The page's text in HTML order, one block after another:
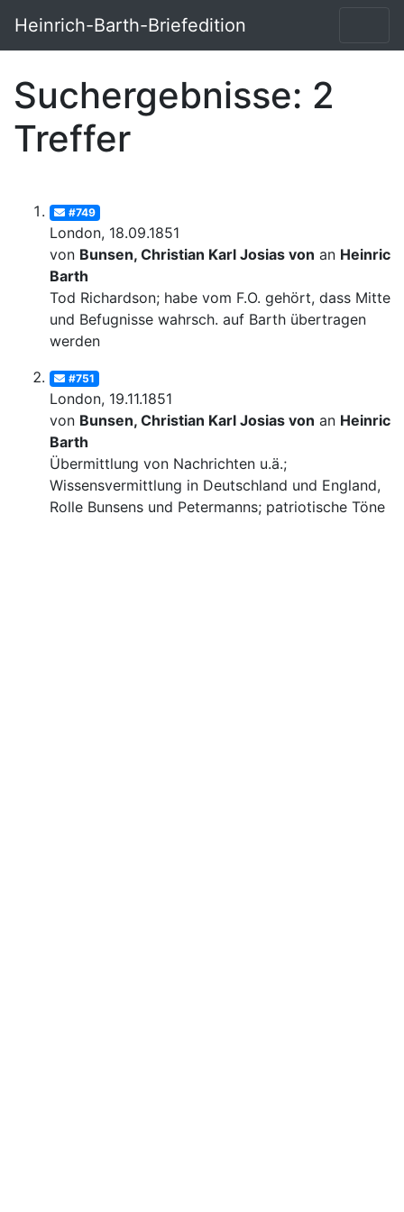
Heinrich-Barth-Briefedition
Suchergebnisse: 2
Treffer
#749
London, 18.09.1851
von Bunsen, Christian Karl Josias von an Heinrich
Barth
Tod Richardson; habe vom F.O. gehört, dass Mittel
und Befugnisse wahrsch. auf Barth übertragen
werden
#751
London, 19.11.1851
von Bunsen, Christian Karl Josias von an Heinrich
Barth
Übermittlung von Nachrichten u.ä.;
Wissensvermittlung in Deutschland und England,
Rolle Bunsens und Petermanns; patriotische Töne